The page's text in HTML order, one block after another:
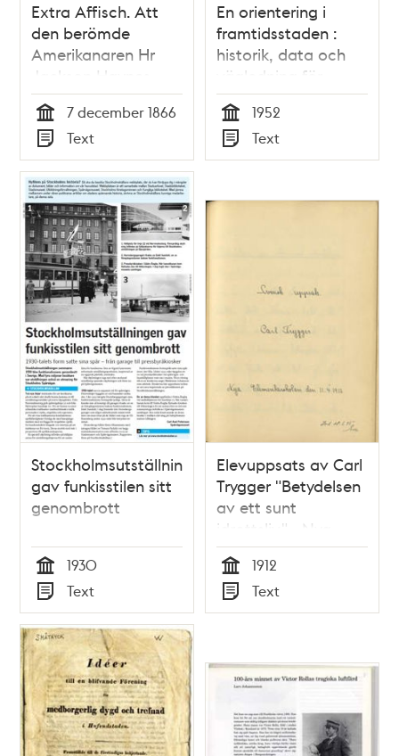
Extra Affisch. Att
den berömde
Amerikanaren Hr
Jackson Haynes,
känd under namnet
Skridsko-Kungen,
kommer att
uppträda på
härvarande stora
Teater i förening
med undertecknads
Skådespelare-
Sällskap fredagen
den 7 december
1866
Tid
7 december 1866
Typ
Text
En orientering i
framtidsstaden :
historik, data och
vägledning för
besökande :
Vällingbyutställningen
pågår 26 okt.-9 nov.
1952
Tid
1952
Typ
Text
Stockholmsutställningen
gav funkisstilen sitt
genombrott
Tid
1930
Typ
Text
Elevuppsats av Carl
Trygger "Betydelsen
av ett sunt
idrottsliv" - Nya
Elementarskolan VT
1912
Tid
1912
Typ
Text